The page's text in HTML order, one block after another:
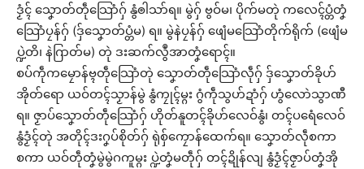
ဒၟံၚ် သၞောတ်တဵုသြောံဂှ် နွံၜါသာ်ရ။ မွဲဂှ် ဗွဝ်မ၊ ပိုက်မတုဲ ကလေၚ်ပ္တံတၞံ
သြောံပၠန်ဂှ် (ဒှ်သၞောတ်ပ္တံမ) ရ။ မွဲနဲပၠန်ဂှ် ဖျေံမသြောံတိုက်ရိုက် (ဖျေံမ
ပ္ဍဲတိ၊ နဲဂြာတ်မ) တုဲ ဒးဆက်လွဳအာတၞံရောၚ်။
စပ်ကဵုကမၠောန်ဗ္ၚတဵုသြောံတုဲ သၞောတ်တဵုသြောံလဵုဂှ် ဒှ်သၞောတ်ခိုဟ်
အိုတ်ရော ယဝ်တၚ်သၟာန်မွဲ နွံကၠုၚ်မ္ဂး ဂွံကဵုသွဟ်ဍာံဂှ် ဟွံလောဲသွာဏီ
ရ။ ဇၟာပ်သၞောတ်တဵုသြောံဂှ် ဟိုတ်နူတၚ်ခိုဟ်လေဝ်နွံ၊ တၚ်ပရေံလေဝ်
နွံဒၟံၚ်တုဲ အတိုၚ်ဒးဂၞပ်စိုတ်ဂှ် ရုဲစှ်ကၠောန်ထေက်ရ။ သၞောတ်လဵုစကာ
စကာ ယဝ်တဵုတၞံမွဲမွဲဂကူမ္ဂး ပ္ဍဲတၞံမတဵုဂှ် တၚ်ဍိုန်လျ နွံဒၟံၚ်ဇၟာပ်တၞံအို